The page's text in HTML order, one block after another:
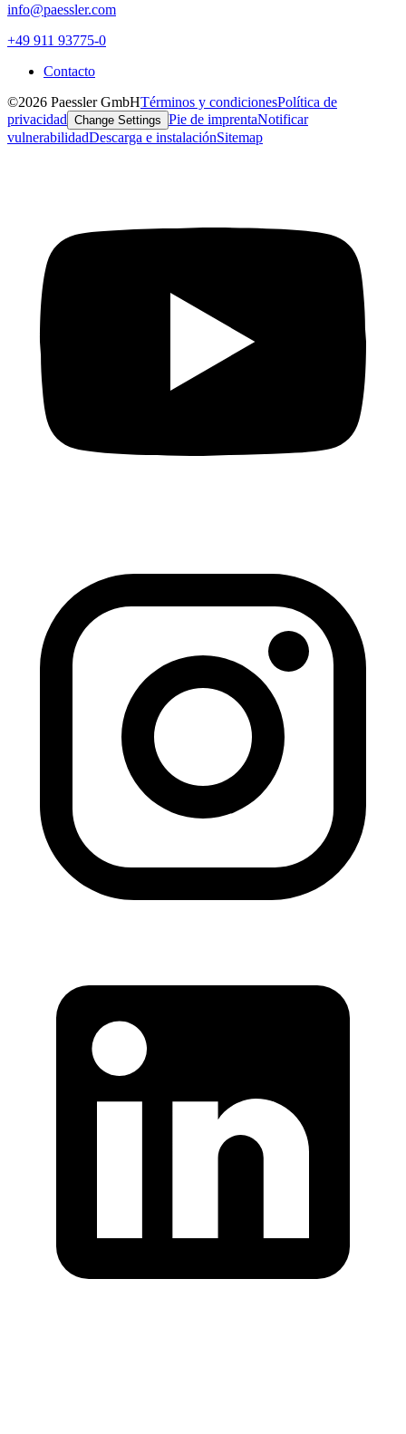
info@paessler.com
+49 911 93775-0
Contacto
©2026 Paessler GmbHTérminos y condicionesPolítica de
privacidad Change Settings Pie de imprentaNotificar
vulnerabilidadDescarga e instalaciónSitemap